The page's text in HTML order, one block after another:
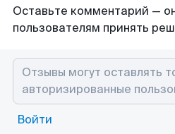
Оставьте комментарий —
пользователям принять
Войти